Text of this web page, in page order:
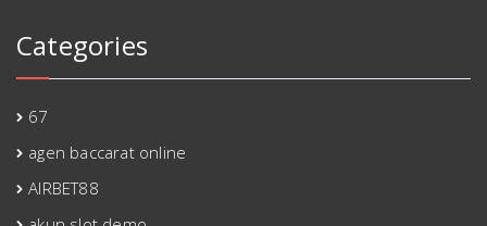
Categories
67
agen baccarat online
AIRBET88